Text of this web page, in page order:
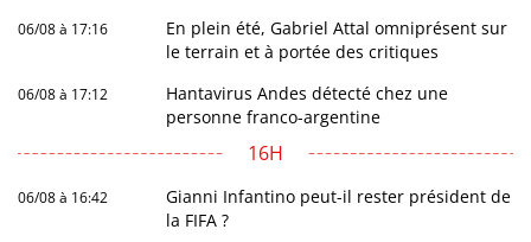
06/08 à 17:16
En plein été, Gabriel Attal omniprésent sur
le terrain et à portée des critiques
06/08 à 17:12
Hantavirus Andes détecté chez une
personne franco-argentine
16H
06/08 à 16:42
Gianni Infantino peut-il rester président de
la FIFA ?